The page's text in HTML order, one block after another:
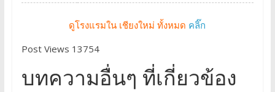
ดูโรงแรมใน เชียงใหม่ ทั้งหมด คลิ๊ก
Post Views 13754
บทความอื่นๆ ที่เกี่ยวข้อง